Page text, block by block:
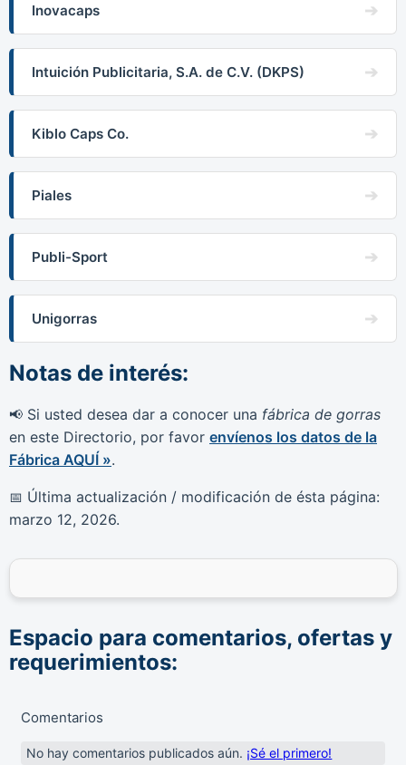
Inovacaps
Intuición Publicitaria, S.A. de C.V. (DKPS)
Kiblo Caps Co.
Piales
Publi-Sport
Unigorras
Notas de interés:
📢 Si usted desea dar a conocer una fábrica de gorras
en este Directorio, por favor envíenos los datos de la
Fábrica AQUÍ ».
📅 Última actualización / modificación de ésta página:
marzo 12, 2026.
Espacio para comentarios, ofertas y
requerimientos:
Comentarios
No hay comentarios publicados aún. ¡Sé el primero!